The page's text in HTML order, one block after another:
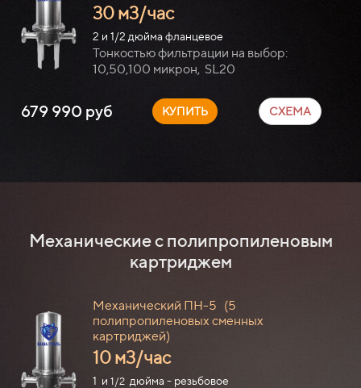
30 м3/час
2 и 1/2 дюйма фланцевое
Тонкостью фильтрации на выбор:
10,50,100 микрон, SL20
679 990 руб КУПИТЬ СХЕМА
Механические с полипропиленовым
картриджем
Механический ПН-5 (5
полипропиленовых сменных
картриджей)
10 м3/час
1 и 1/2 дюйма - резьбовое